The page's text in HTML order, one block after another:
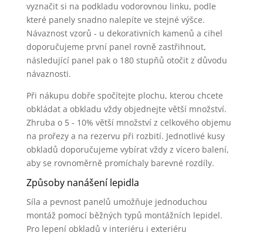
vyznačit si na podkladu vodorovnou linku, podle
které panely snadno nalepíte ve stejné výšce.
Návaznost vzorů - u dekorativních kamenů a cihel
doporučujeme první panel rovně zastřihnout,
následující panel pak o 180 stupňů otočit z důvodu
návaznosti.
Při nákupu dobře spočítejte plochu, kterou chcete
obkládat a obkladu vždy objednejte větší množství.
Zhruba o 5 - 10% větší množství z celkového objemu
na prořezy a na rezervu při rozbití. Jednotlivé kusy
obkladů doporučujeme vybírat vždy z vícero balení,
aby se rovnoměrně promíchaly barevné rozdíly.
Způsoby nanášení lepidla
Síla a pevnost panelů umožňuje jednoduchou
montáž pomocí běžných typů montážních lepidel.
Pro lepení obkladů v interiéru i exteriéru